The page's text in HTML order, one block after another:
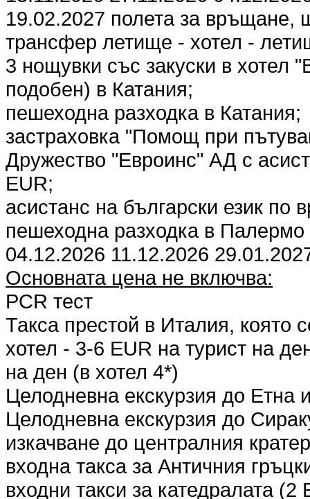
19.02.2027 полета за връщане,
трансфер летище - хотел -
3 нощувки със закуски в хотел
подобен) в Катания;
пешеходна разходка в Катания;
застраховка "Помощ при
Дружество "Евроинс" АД с
EUR;
асистанс на български език по
пешеходна разходка в Палермо
04.12.2026 11.12.2026
Основната цена не включва:
PCR тест
Такса престой в Италия, която
хотел - 3-6 EUR на турист на
на ден (в хотел 4*)
Целодневна екскурзия до Етна
Целодневна екскурзия до
изкачване до централния
входна такса за Античния
входни такси за катедралата